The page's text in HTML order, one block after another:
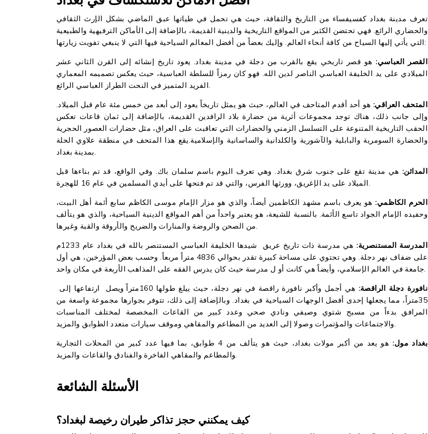
تعرف مدينة بغداد كفسيفساء من التاريخ والثقافة، حيث هي تحمل في طياتها عبق الماضي بشكل الإرث الثقافي
والحضاري الرائع. فهي تحتضن الكثير من المواقع التاريخية والدينية القديمة، بالإضافة إلى الأماكن الترفيهية والطبيعية
التي يأتي إليها السياح من كافة أنحاء العالم. وإليك بعضاً من أفضل المعالم السياحية فيها التي لا ينبغي تفويت زيارتها:
القصر العباسي: هو قصر تاريخي يقع بالقرب من دجلة في مدينة بغداد. يعود تاريخ إنشائه إلى القرن الثاني عشر
الميلادي على يد الخليفة العباسي الناصر لدين الله. فهو كان رمزاً للسلطة العباسية، حيث يعكس تصميمه المعماري
الفريد المتميز في النحت الطراز العباسي الرائع.
المتحف العراقي: هو أحد أقدم المتاحف في العالم، حيث هو يمثل تاريخاً يعود إلى أبعد من خمس مئة عام قبل الميلاد.
وإلى جانب ذلك، هناك توجد مجموعات أثرية من حضارة بلاد الرافدين القديمة، بالإضافة إلى ثمان قاعات تعكس
الحقب التاريخية المتنوعة على التسلسل الزمني والحضارات التي تعاقبت على العراق، مثل حضارات العصور الحجرية
والحضارة السومرية والبابلية والآشورية والكلدانية والساسانية والإسلامية.يقع هذا المتحف في منطقة علاوي الحلة
بمدينة بغداد.
المدائن: هي مدينة تقع على جنوب شرق بغداد. وهي تعرف اليوم باسم سلمان باك. وفي الواقع، قد تم بناءها قبل
الميلاد على يد الإغريق، وورثها الفرس، والتي قد تم فتحها على أيدي المسلمين في عام 16 للهجرة.
الحرم الكاظمي: هو يعرف باسم مشهد الكاظمين أيضاً، والذي هو مزار الإمام موسى الكاظم سابع أئمة أهل البيت،
وحفيده الإمام الجواد تاسع الأئمة. بالنسبة للشيعة، هو يعتبر واحداً من أهم المواقع الدينية السياحية، والذي هو يتألف
من الصحن والروضة والمنارات والضريح والأروقة والقبة وغيرها.
المدرسة المستنصرية:
هي مدرسة ذات تاريخ عريق شيدها الخليفة العباسي المستنصر بالله في بغداد عام 1233م
على ضفاف نهر دجلة. وهي تحتوي على مساحة كبيرة تقدر بحوالي 4836 متراً مربعاً. وحسب بعض المؤرخين، هي أول
جامعة في العالم الإسلامي، وأيضاً هي كانت أو ل مدرسة حيث كان يدرس الفقه على المذاهب الأربعة في مكان واحد.
نافورة دجلة الراقصة:
هي أجمل وأكبر نافورة راقصة في نهر دجلة، حيث ييلغ طولها 160متراً ويصل ارتفاعها إلى
35متراً، مما يجعلها إحدى أفضل الوجهات السياحية في بغداد. وبالإضافة إلى ذلك، تتوفر بجوارها مجموعة واسعة من
المرافق بدءاً من مسبح شتوي وصيفي ونادي صحي وعدد كبير من القاعات المخصصة لمختلف المناسبات
والاجتماعات والمؤتمرات وصولا إلى العديد من المطاعم والمقاهي وموقف سيارات متعدد الطوابق والمزيد.
بغداد مول:
هو يعد من أكبر مولات بغداد، حيث هو يتألف من 4 طوابق، بما فيها عدد كبير من المحلات التجارية
والمطاعم والمقاهي الفاخرة والفنادق والقاعات والمزيد.
الأسئلة الشائعة
كيف يمكنني حجز تذاكر طيران رخيصة لبغداد؟